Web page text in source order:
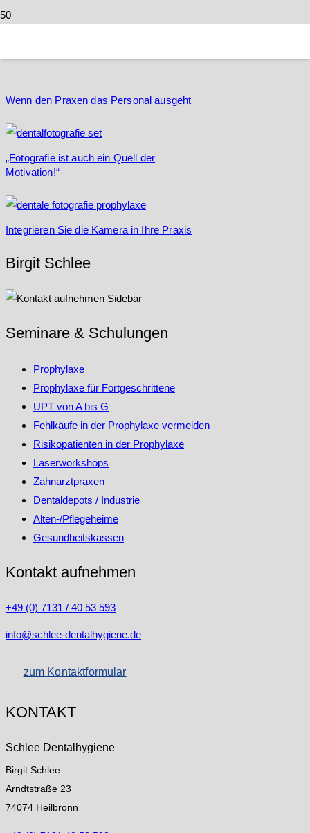
Wenn den Praxen das Personal ausgeht
„Fotografie ist auch ein Quell der
Motivation!“
Integrieren Sie die Kamera in Ihre Praxis
Birgit Schlee
Seminare & Schulungen
Prophylaxe
Prophylaxe für Fortgeschrittene
UPT von A bis G
Fehlkäufe in der Prophylaxe vermeiden
Risikopatienten in der Prophylaxe
Laserworkshops
Zahnarztpraxen
Dentaldepots / Industrie
Alten-/Pflegeheime
Gesundheitskassen
Kontakt aufnehmen
+49 (0) 7131 / 40 53 593
info@schlee-dentalhygiene.de
zum Kontaktformular
KONTAKT
Schlee Dentalhygiene
Birgit Schlee
Arndtstraße 23
74074 Heilbronn